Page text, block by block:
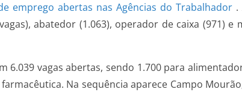
emprego abertas nas Agências do Trabalhador .
abatedor (1.063), operador de caixa (971) e
6.039 vagas abertas, sendo 1.700 para
Na sequência aparece Campo